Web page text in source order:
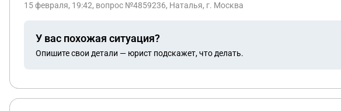
15 февраля, 19:42, вопрос №4859236, Наталья, г. Москва
У вас похожая ситуация?
Опишите свои детали — юрист подскажет, что делать.